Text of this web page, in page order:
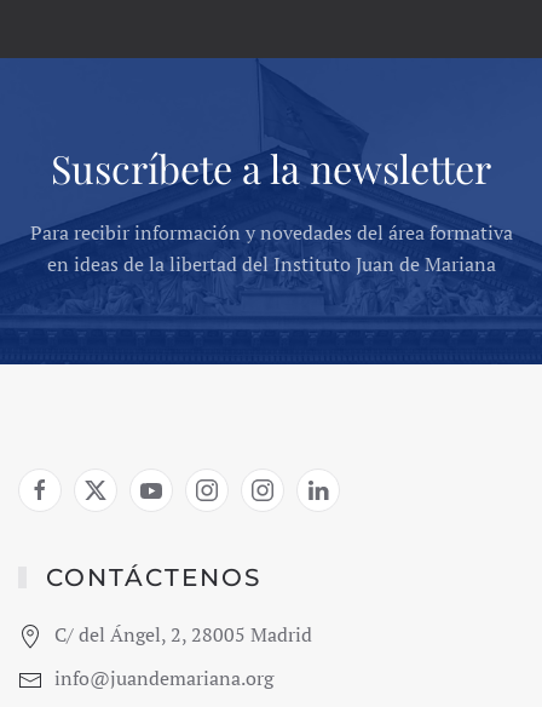
Suscríbete a la newsletter
Para recibir información y novedades del área formativa
en ideas de la libertad del Instituto Juan de Mariana
CONTÁCTENOS
C/ del Ángel, 2, 28005 Madrid
info@juandemariana.org